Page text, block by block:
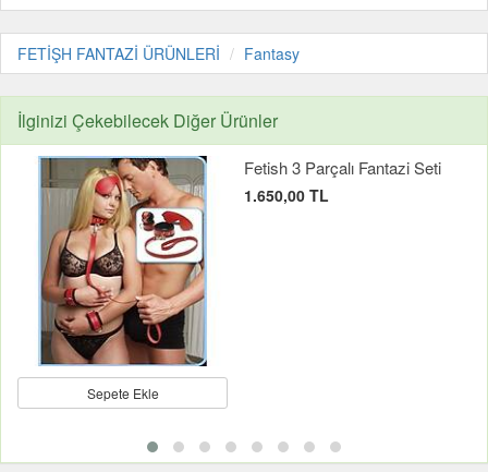
FETİŞH FANTAZİ ÜRÜNLERİ Fantasy
İlginizi Çekebilecek Diğer Ürünler
Sepete Ekle
Fetish 3 Parçalı Fantazi Seti
1.650,00 TL